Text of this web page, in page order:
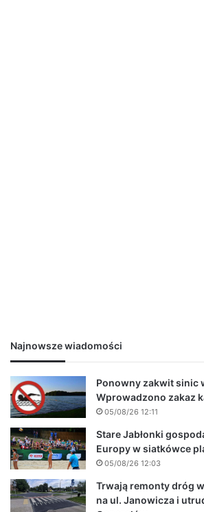
Najnowsze wiadomości
Ponowny zakwit sinic
Wprowadzono zakaz
05/08/26 12:11
Stare Jabłonki
Europy w siatkówce
05/08/26 12:03
Trwają remonty dróg
na ul. Janowicza i